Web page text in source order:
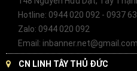
Hotline: 0944 020 092 - 0937
Zalo: 0944 020 092
Email: inbanner.net@gmail.com
CN LINH TÂY THỦ ĐỨC